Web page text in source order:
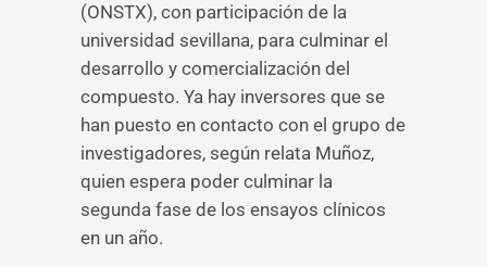
(ONSTX), con participación de la
universidad sevillana, para culminar el
desarrollo y comercialización del
compuesto. Ya hay inversores que se
han puesto en contacto con el grupo de
investigadores, según relata Muñoz,
quien espera poder culminar la
segunda fase de los ensayos clínicos
en un año.